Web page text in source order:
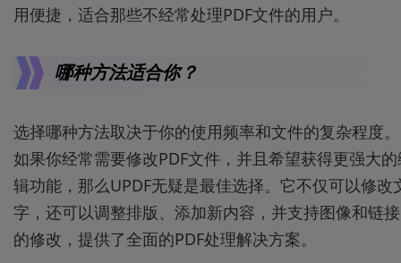
用便捷，适合那些不经常处理PDF文件的用户。
哪种方法适合你？
选择哪种方法取决于你的使用频率和文件的复杂程度。
如果你经常需要修改PDF文件，并且希望获得更强大
辑功能，那么UPDF无疑是最佳选择。它不仅可以修改
字，还可以调整排版、添加新内容，并支持图像和链接
的修改，提供了全面的PDF处理解决方案。